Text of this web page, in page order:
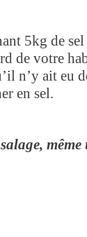
5kg de
de votre
n’y ait eu
en sel.